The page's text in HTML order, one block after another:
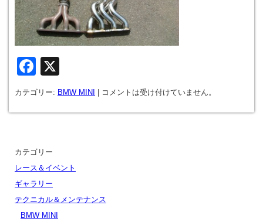
Facebook
カテゴリー: BMW MINI コメントは受け付けていません。
カテゴリー
レース＆イベント
ギャラリー
テクニカル＆メンテナンス
BMW MINI